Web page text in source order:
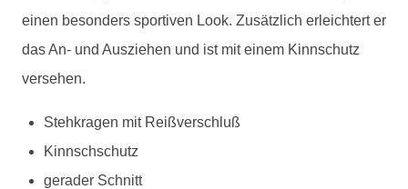
einen besonders sportiven Look. Zusätzlich erleichtert er
das An- und Ausziehen und ist mit einem Kinnschutz
versehen.
Stehkragen mit Reißverschluß
Kinnschschutz
gerader Schnitt